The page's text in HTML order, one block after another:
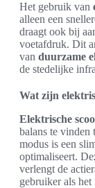
Het gebruik van
alleen een
draagt ook bij
voetafdruk. Dit
van duurzame
de stedelijke
Wat zijn
Elektrische
balans te vinden
modus is een
optimaliseert.
verlengt de
gebruiker als het